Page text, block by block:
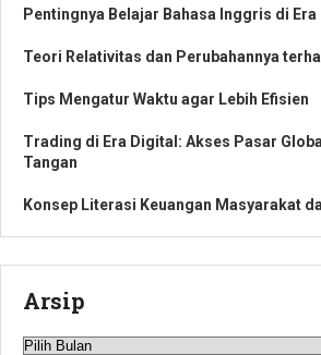
Pentingnya Belajar Bahasa Inggris di
Teori Relativitas dan Perubahannya
Tips Mengatur Waktu agar Lebih Efisien
Trading di Era Digital: Akses Pasar
Tangan
Konsep Literasi Keuangan Masyarakat
Arsip
Arsip